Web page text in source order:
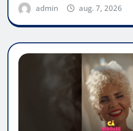
admin aug. 7, 2026